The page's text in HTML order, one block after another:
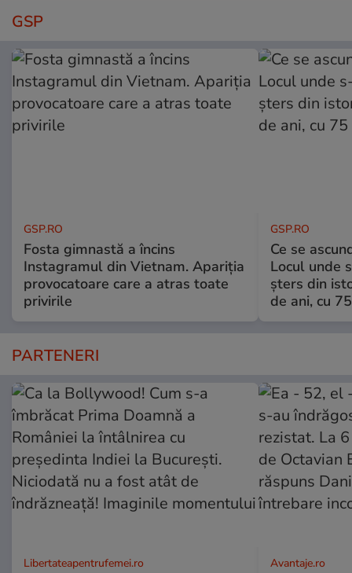
GSP
GSP.RO
Fosta gimnastă a încins
Instagramul din Vietnam. Apariția
provocatoare care a atras toate
privirile
GSP.RO
Ce se
Locul unde
șters din
de ani, cu
PARTENERI
Libertateapentrufemei.ro Avantaje.ro